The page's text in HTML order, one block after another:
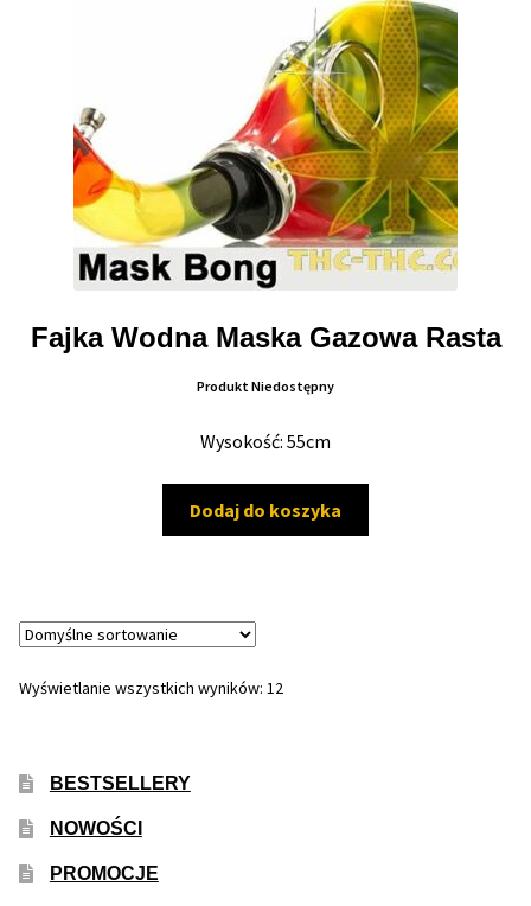
Fajka Wodna Maska Gazowa Rasta
Produkt Niedostępny
Wysokość: 55cm
Dodaj do koszyka
Wyświetlanie wszystkich wyników: 12
BESTSELLERY
NOWOŚCI
PROMOCJE